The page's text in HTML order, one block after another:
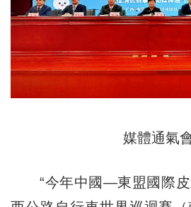
媒體通氣
“今年中國—東盟國際皮